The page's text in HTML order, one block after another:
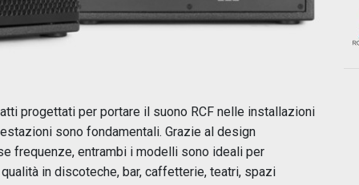
progettati per portare il suono RCF nelle installazioni
sono fondamentali. Grazie al design
frequenze, entrambi i modelli sono ideali per
in discoteche, bar, caffetterie, teatri, spazi